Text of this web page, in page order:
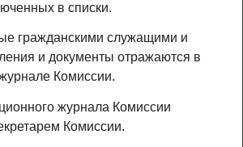
в списки.
гражданскими служащими и
и документы отражаются в
Комиссии.
журнала Комиссии
Комиссии.